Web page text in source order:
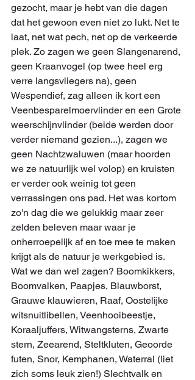
gezocht, maar je hebt van die dagen
dat het gewoon even niet zo lukt. Net te
laat, net wat pech, net op de verkeerde
plek. Zo zagen we geen Slangenarend,
geen Kraanvogel (op twee heel erg
verre langsvliegers na), geen
Wespendief, zag alleen ik kort een
Veenbesparelmoervlinder en een Grote
weerschijnvlinder (beide werden door
verder niemand gezien...), zagen we
geen Nachtzwaluwen (maar hoorden
we ze natuurlijk wel volop) en kruisten
er verder ook weinig tot geen
verrassingen ons pad. Het was kortom
zo'n dag die we gelukkig maar zeer
zelden beleven maar waar je
onherroepelijk af en toe mee te maken
krijgt als de natuur je werkgebied is.
Wat we dan wel zagen? Boomkikkers,
Boomvalken, Paapjes, Blauwborst,
Grauwe klauwieren, Raaf, Oostelijke
witsnuitlibellen, Veenhooibeestje,
Koraaljuffers, Witwangsterns, Zwarte
stern, Zeearend, Steltkluten, Geoorde
futen, Snor, Kemphanen, Waterral (liet
zich soms leuk zien!) Slechtvalk en